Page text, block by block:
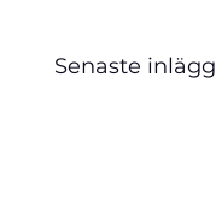
Senaste inlägg